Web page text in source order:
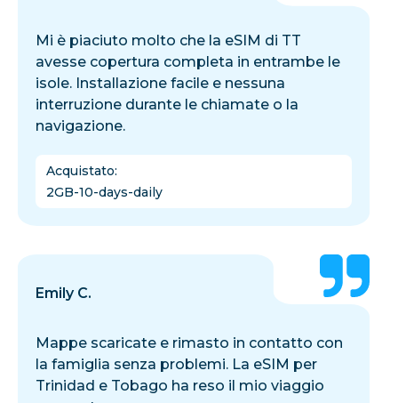
Mi è piaciuto molto che la eSIM di TT
avesse copertura completa in entrambe le
isole. Installazione facile e nessuna
interruzione durante le chiamate o la
navigazione.
Acquistato:
2GB-10-days-daily
Emily C.
Mappe scaricate e rimasto in contatto con
la famiglia senza problemi. La eSIM per
Trinidad e Tobago ha reso il mio viaggio